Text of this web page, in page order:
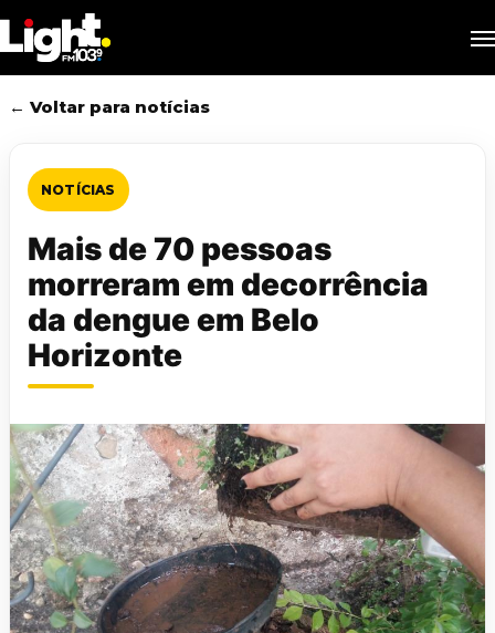
to
main
content
← Voltar para notícias
NOTÍCIAS
Mais de 70 pessoas
morreram em decorrência
da dengue em Belo
Horizonte